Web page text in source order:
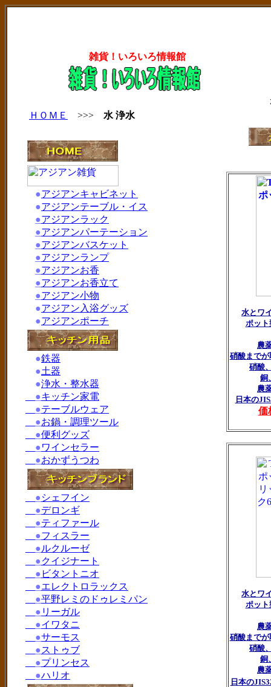
雑貨！いろいろ情報館
ＨＯＭＥ
>>> 水 浄水
水とワ
ポット
農
硝酸まで
硝酸
銅
農
日本の
価
水とワ
ポット
農
硝酸まで
硝酸
銅
農
日本の
●アジアンキャビネット
●アジアンテーブル・イス
●アジアンラック
●アジアンパーテーション
●アジアンバスケット
●アジアンランプ
●アジアンお香
●アジアンお香立て
●アジアン小物
●アジアン入浴グッズ
●アジアンポーチ
●鉄器
●土器
●浄水・整水器
●キッチン家電
●テーブルウェア
●お鍋・調理ツール
●便利グッズ
●ワインセラー
●おかずうつわ
●シェフイン
●デロンギ
●ティファール
●フィスラー
●ルクルーゼ
●クイジナート
● ビタントニオ
●エレクトロラックス
●平野レミのドゥレミパン
● リーガル
●イワタニ
●サーモス
●ストゥブ
●プリンセス
●ハリオ